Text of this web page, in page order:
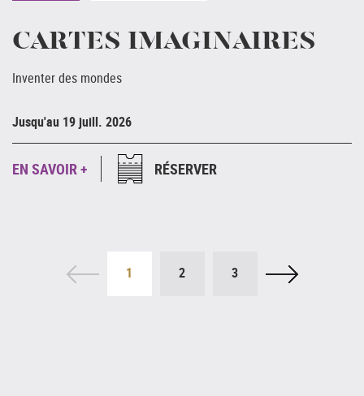
CARTES IMAGINAIRES
Inventer des mondes
Jusqu'au 19 juill. 2026
EN SAVOIR + RÉSERVER
1 2 3